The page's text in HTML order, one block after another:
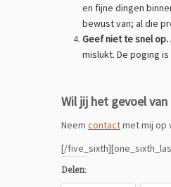
en fijne dingen
bewust van; al die
Geef niet te snel op.
mislukt. De poging
Wil jij het gevoel
Neem contactmet mij op
[/
Delen: